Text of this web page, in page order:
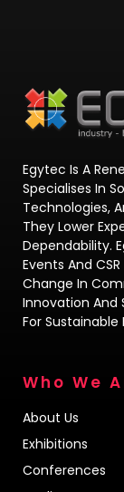
Egytec Is A
Specialises In
Technologies,
They Lower
Dependability.
Events And
Change In
Innovation And
For Sustainable
Who We
About Us
Exhibitions
Conferences